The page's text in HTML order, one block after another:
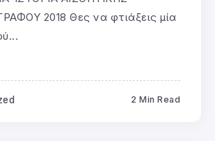
2018 Θες να φτιάξεις μία
2 Min Read